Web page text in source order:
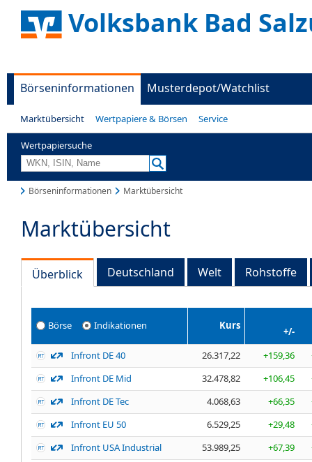
Volksbank Bad
Börseninformationen Musterdepot/Watchlist
Marktübersicht Wertpapiere & Börsen Service
Wertpapiersuche
Börseninformationen Marktübersicht
Marktübersicht
Überblick Deutschland Welt Rohstoffe
Börse Indikationen Kurs
+/-
Infront DE 40
26.317,22 +159,36
Infront DE Mid
32.478,82 +106,45
Infront DE Tec
4.068,63 +66,35
Infront EU 50
6.529,25 +29,48
Infront USA Industrial
53.989,25 +67,39